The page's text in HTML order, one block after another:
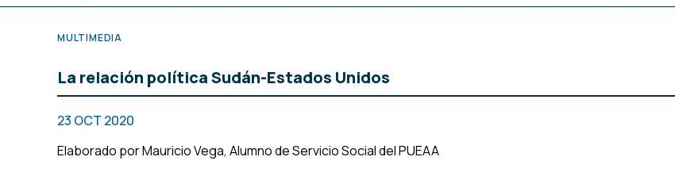
MULTIMEDIA
La relación política Sudán-Estados Unidos
23 OCT 2020
Elaborado por Mauricio Vega, Alumno de Servicio Social del PUEAA